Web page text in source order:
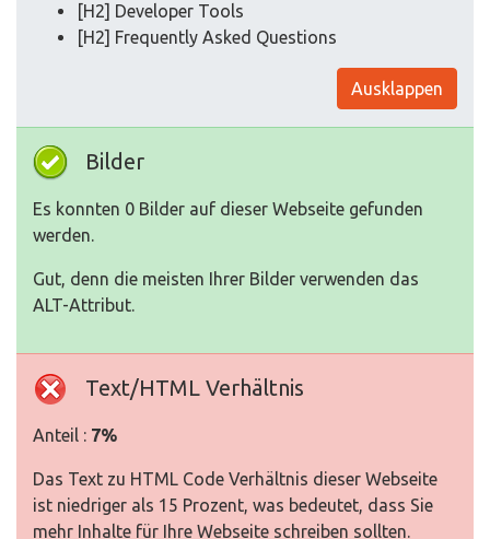
[H2] Developer Tools
[H2] Frequently Asked Questions
Ausklappen
Bilder
Es konnten 0 Bilder auf dieser Webseite gefunden
werden.
Gut, denn die meisten Ihrer Bilder verwenden das
ALT-Attribut.
Text/HTML Verhältnis
Anteil : 7%
Das Text zu HTML Code Verhältnis dieser Webseite
ist niedriger als 15 Prozent, was bedeutet, dass Sie
mehr Inhalte für Ihre Webseite schreiben sollten.